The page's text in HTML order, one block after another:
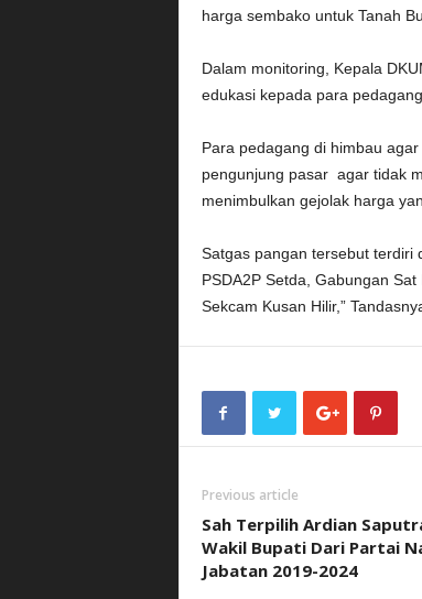
harga sembako untuk Tanah
Dalam monitoring, Kepala
edukasi kepada para
Para pedagang di himbau
pengunjung pasar agar tidak
menimbulkan gejolak harga
Satgas pangan tersebut terdiri
PSDA2P Setda, Gabungan
Sekcam Kusan Hilir,”
Previous article
Sah Terpilih Ardian
Wakil Bupati Dari Partai
Jabatan 2019-2024